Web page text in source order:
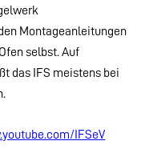
Montageanleitungen
selbst. Auf
das IFS meistens bei
IFSeV